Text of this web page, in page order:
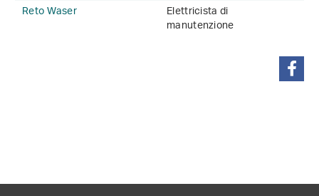
Reto Waser
Elettricista di
manutenzione